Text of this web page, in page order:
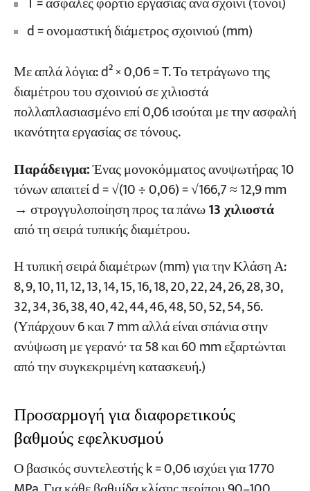
d = ονομαστική διάμετρος σχοινιού (mm)
Με απλά λόγια: d² × 0,06 = T. Το τετράγωνο της
διαμέτρου του σχοινιού σε χιλιοστά
πολλαπλασιασμένο επί 0,06 ισούται με την ασφαλή
ικανότητα εργασίας σε τόνους.
Παράδειγμα:Ένας μονοκόμματος ανυψωτήρας 10
τόνων απαιτεί d = √(10 ÷ 0,06) = √166,7 ≈ 12,9 mm
→ στρογγυλοποίηση προς τα πάνω13 χιλιοστά
από τη σειρά τυπικής διαμέτρου.
Η τυπική σειρά διαμέτρων (mm) για την Κλάση Α:
8, 9, 10, 11, 12, 13, 14, 15, 16, 18, 20, 22, 24, 26, 28, 30,
32, 34, 36, 38, 40, 42, 44, 46, 48, 50, 52, 54, 56.
(Υπάρχουν 6 και 7 mm αλλά είναι σπάνια στην
ανύψωση με γερανό· τα 58 και 60 mm εξαρτώνται
από την συγκεκριμένη κατασκευή.)
Προσαρμογή για διαφορετικούς
βαθμούς εφελκυσμού
Ο βασικός συντελεστής k = 0,06 ισχύει για 1770